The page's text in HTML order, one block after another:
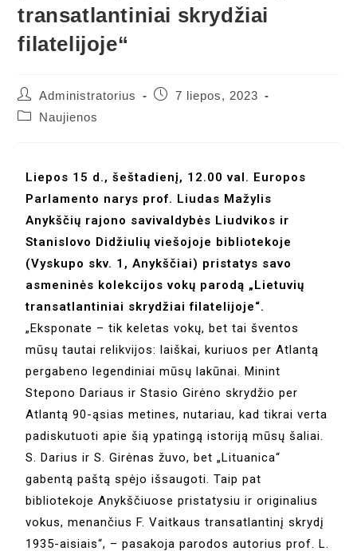
transatlantiniai skrydžiai
filatelijoje“
Administratorius
7 liepos, 2023
Naujienos
Liepos 15 d., šeštadienį, 12.00 val. Europos
Parlamento narys prof. Liudas Mažylis
Anykščių rajono savivaldybės Liudvikos ir
Stanislovo Didžiulių viešojoje bibliotekoje
(Vyskupo skv. 1, Anykščiai) pristatys savo
asmeninės kolekcijos vokų parodą „Lietuvių
transatlantiniai skrydžiai filatelijoje“.
„Eksponate – tik keletas vokų, bet tai šventos
mūsų tautai relikvijos: laiškai, kuriuos per Atlantą
pergabeno legendiniai mūsų lakūnai. Minint
Stepono Dariaus ir Stasio Girėno skrydžio per
Atlantą 90-ąsias metines, nutariau, kad tikrai verta
padiskutuoti apie šią ypatingą istoriją mūsų šaliai.
S. Darius ir S. Girėnas žuvo, bet „Lituanica“
gabentą paštą spėjo išsaugoti. Taip pat
bibliotekoje Anykščiuose pristatysiu ir originalius
vokus, menančius F. Vaitkaus transatlantinį skrydį
1935-aisiais“, – pasakoja parodos autorius prof. L.